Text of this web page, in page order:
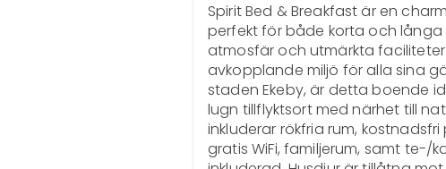
Spirit Bed & Breakfast är en
perfekt för både korta och långa
atmosfär och utmärkta
avkopplande miljö för alla sina
staden Ekeby, är detta boende
lugn tillflyktsort med närhet till
inkluderar rökfria rum,
gratis WiFi, familjerum, samt te-/